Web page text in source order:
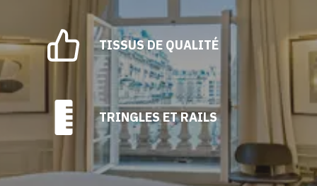
TISSUS DE QUALITÉ
TRINGLES ET RAILS